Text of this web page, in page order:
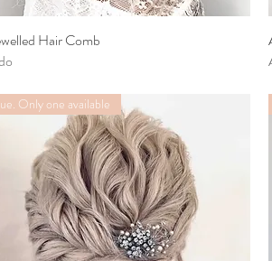
Vista rápida
Hair Comb
Only one available